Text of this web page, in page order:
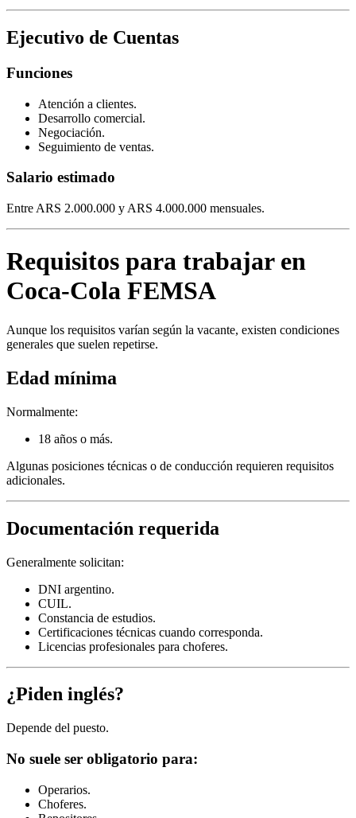
Ejecutivo de Cuentas
Funciones
Atención a clientes.
Desarrollo comercial.
Negociación.
Seguimiento de ventas.
Salario estimado
Entre ARS 2.000.000 y ARS 4.000.000 mensuales.
Requisitos para trabajar en
Coca-Cola FEMSA
Aunque los requisitos varían según la vacante, existen condiciones
generales que suelen repetirse.
Edad mínima
Normalmente:
18 años o más.
Algunas posiciones técnicas o de conducción requieren requisitos
adicionales.
Documentación requerida
Generalmente solicitan:
DNI argentino.
CUIL.
Constancia de estudios.
Certificaciones técnicas cuando corresponda.
Licencias profesionales para choferes.
¿Piden inglés?
Depende del puesto.
No suele ser obligatorio para:
Operarios.
Choferes.